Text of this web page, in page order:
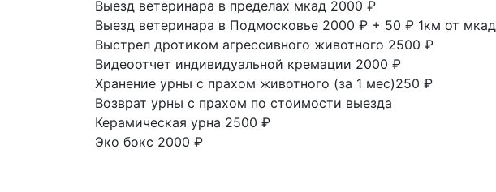
Выезд ветеринара в пределах мкад 2000 ₽
Выезд ветеринара в Подмосковье 2000 ₽ + 50 ₽ 1км от мкад
Выстрел дротиком агрессивного животного 2500 ₽
Видеоотчет индивидуальной кремации 2000 ₽
Хранение урны с прахом животного (за 1 мес)250 ₽
Возврат урны с прахом по стоимости выезда
Керамическая урна 2500 ₽
Эко бокс 2000 ₽